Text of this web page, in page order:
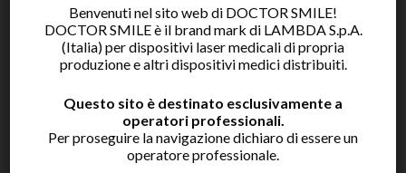
SBIANCAMENTO
SBIANCAMENTO LASER ASSISTITO
CONSERVATIVA
ODONTOIATRIA CONSERVATRICE
Benvenuti nel sito web di DOCTOR SMILE!
DOCTOR SMILE è il brand mark di LAMBDA S.p.A.
(Italia) per dispositivi laser medicali di propria
produzione e altri dispositivi medici distribuiti.
Questo sito è destinato esclusivamente a
operatori professionali.
Per proseguire la navigazione dichiaro di essere un
operatore professionale.